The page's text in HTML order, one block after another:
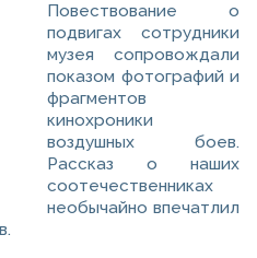
Повествование о
подвигах сотрудники
музея сопровождали
показом фотографий и
фрагментов
кинохроники
воздушных боев.
Рассказ о наших
соотечественниках
необычайно впечатлил